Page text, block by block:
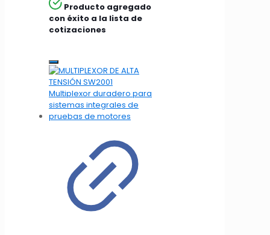
Producto agregado
con éxito a la lista de
cotizaciones